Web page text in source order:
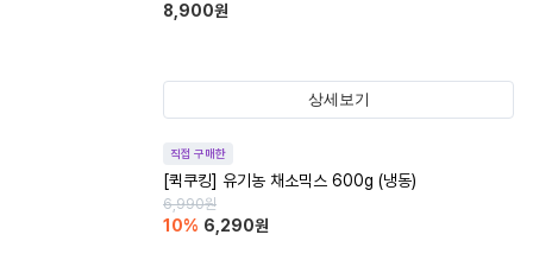
8,900원
상세보기
직접 구매한
[퀵쿠킹] 유기농 채소믹스 600g (냉동)
6,990원
10% 6,290원